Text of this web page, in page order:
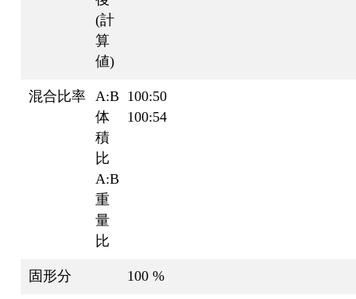
(計
算
値)
混合比率
A:B
体
積
比
A:B
重
量
比
100:50
100:54
固形分 100 %